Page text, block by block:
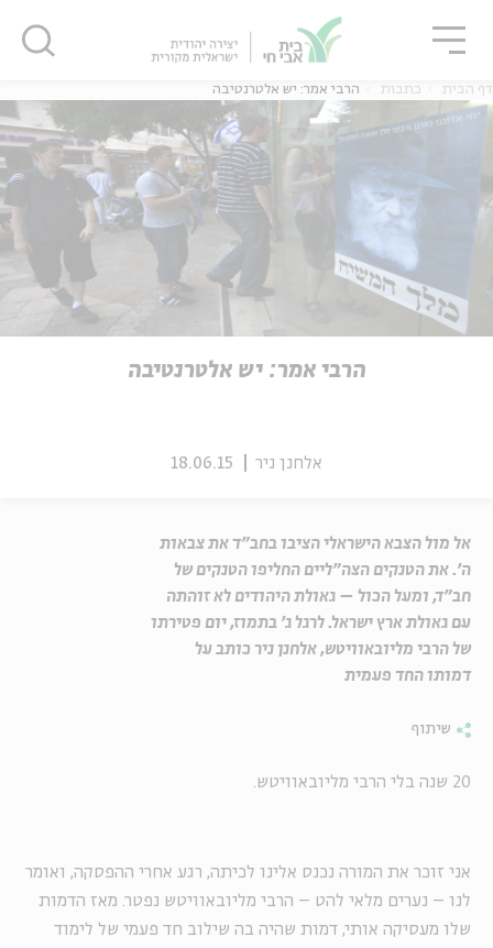
אנגלית
דף הבית כתבות הרבי אמר: יש אלטרנטיבה
הרבי אמר: יש אלטרנטיבה
אלחנן ניר 18.06.15
אל מול הצבא הישראלי הציבו בחב"ד את צבאות
ה'. את הטנקים הצה"ליים החליפו הטנקים של
חב"ד, ומעל הכול – גאולת היהודים לא זוהתה
עם גאולת ארץ ישראל. לרגל ג' בתמוז, יום פטירתו
של הרבי מליובאוויטש, אלחנן ניר כותב על
דמותו החד פעמית
שיתוף
20 שנה בלי הרבי מליובאוויטש.
אני זוכר את המורה נכנס אלינו לכיתה, רגע אחרי ההפסקה, ואומר
לנו – נערים מלאי להט – הרבי מליובאוויטש נפטר. מאז הדמות
שלו מעסיקה אותי, דמות שהיה בה שילוב חד פעמי של לימוד
סגור